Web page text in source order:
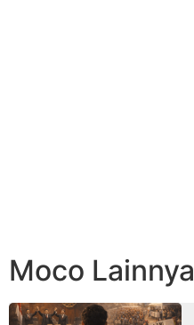
Moco Lainnya